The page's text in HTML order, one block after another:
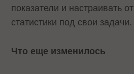
показатели и настраивать
статистики под свои задачи.
Что еще изменилось